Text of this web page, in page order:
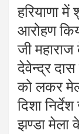
हरियाणा
आरोहण
जी
देवेन्द्र
को लकर
दिशा
झण्डा मेला